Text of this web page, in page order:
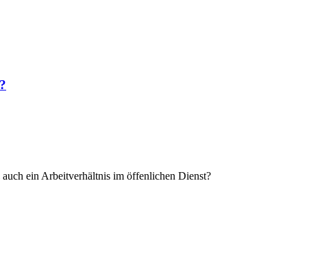
ein Arbeitverhältnis im öffenlichen Dienst?